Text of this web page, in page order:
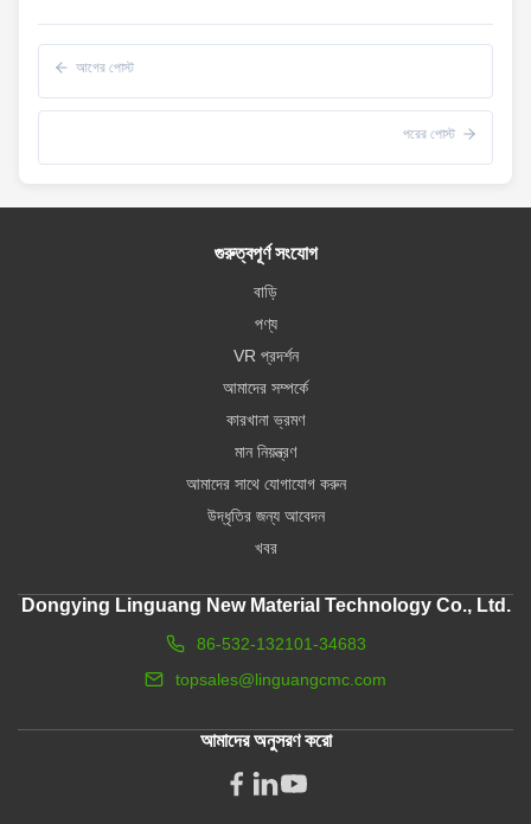
আগের পোস্ট
পরের পোস্ট
গুরুত্বপূর্ণ সংযোগ
বাড়ি
পণ্য
VR প্রদর্শন
আমাদের সম্পর্কে
কারখানা ভ্রমণ
মান নিয়ন্ত্রণ
আমাদের সাথে যোগাযোগ করুন
উদ্ধৃতির জন্য আবেদন
খবর
Dongying Linguang New Material Technology Co., Ltd.
86-532-132101-34683
topsales@linguangcmc.com
আমাদের অনুসরণ করো